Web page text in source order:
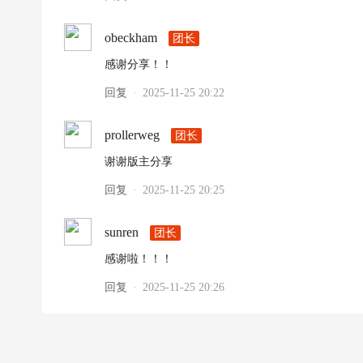
obeckham 团长
感谢分享！！
回复 · 2025-11-25 20:22
prollerweg 团长
谢谢版主分享
回复 · 2025-11-25 20:25
sunren 团长
感谢啦！！！
回复 · 2025-11-25 20:26